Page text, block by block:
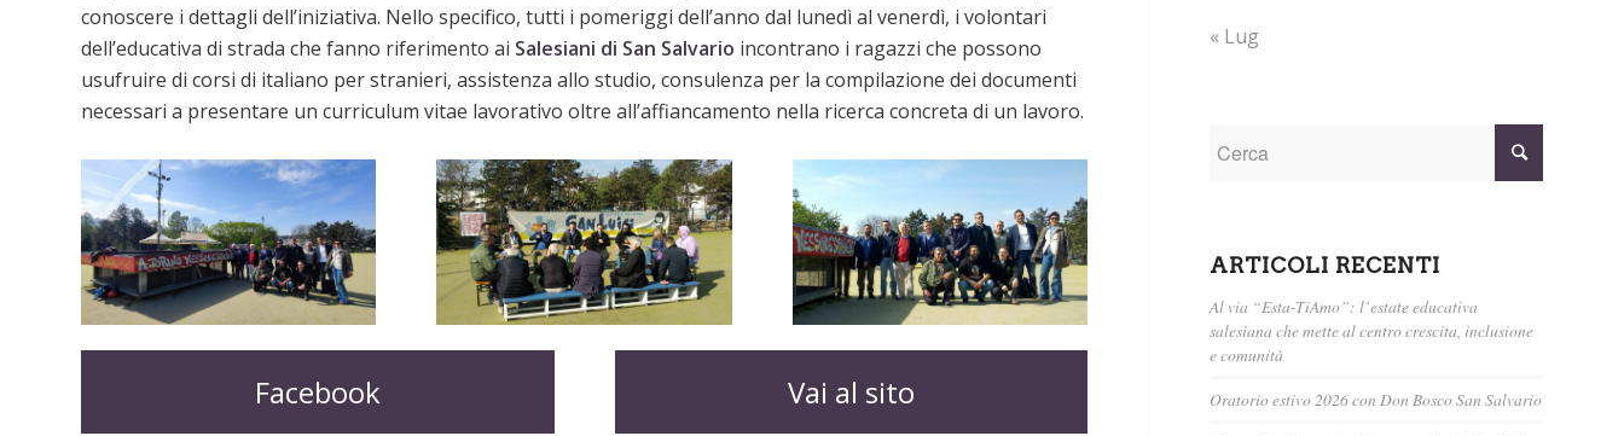
conoscere i dettagli dell’iniziativa. Nello specifico, tutti i pomeriggi dell’anno dal lunedì al venerdì, i volontari
dell’educativa di strada che fanno riferimento ai Salesiani di San Salvario incontrano i ragazzi che possono
usufruire di corsi di italiano per stranieri, assistenza allo studio, consulenza per la compilazione dei documenti
necessari a presentare un curriculum vitae lavorativo oltre all’affiancamento nella ricerca concreta di un lavoro.
Facebook Vai al sito
« Lug
ARTICOLI RECENTI
Al via “Esta-TiAmo”: l’estate educativa
salesiana che mette al centro crescita, inclusione
e comunità
Oratorio estivo 2026 con Don Bosco San Salvario